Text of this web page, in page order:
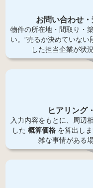
お問い合わせ
物件の所在地・間取り・
い。“売るか決めていな
した担当企業が状
ヒアリング
入力内容をもとに、周辺
した 概算価格 を算出し
雑な事情がある